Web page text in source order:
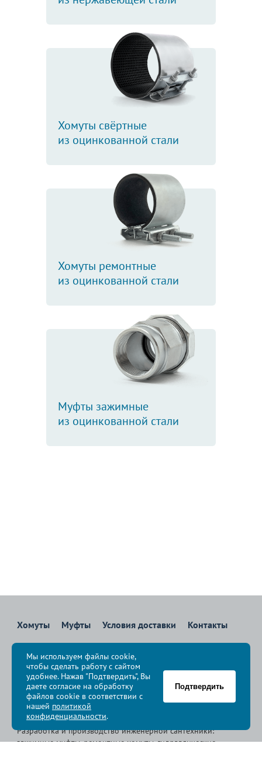
Хомуты свёртные
из оцинкованной стали
Хомуты ремонтные
из оцинкованной стали
Муфты зажимные
из оцинкованной стали
Хомуты Муфты Условия доставки Контакты
8 800 700-83-36
Звоните бесплатно с 08:00 до 17:00 по Москве
политика конфиденциальности
© Группа компаний « », 2009-2026
Разработка и производство инженерной сантехники:
зажимные муфты, ремонтные хомуты, гидравлические
Мы используем файлы cookie,
чтобы сделать работу с сайтом
удобнее. Нажав "Подтвердить", Вы
даете согласие на обработку
файлов cookie в соответствии с
нашей политикой
конфиденциальности.
Подтвердить